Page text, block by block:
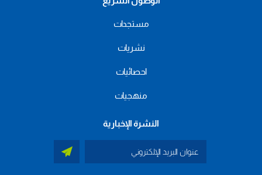
مستجدات
نشريات
احصائيات
منهجيات
النشرة الإخبارية